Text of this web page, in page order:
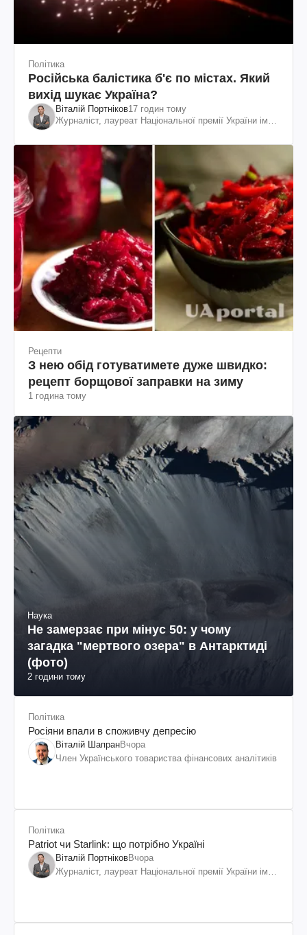
Політика
Російська балістика б'є по містах. Який
вихід шукає Україна?
Віталій Портніков17 годин тому
Журналіст, лауреат Національної премії України ім.
Рецепти
З нею обід готуватимете дуже швидко:
рецепт борщової заправки на зиму
1 година тому
Наука
Не замерзає при мінус 50: у чому
загадка "мертвого озера" в Антарктиді
(фото)
2 години тому
Політика
Росіяни впали в споживчу депресію
Віталій ШапранВчора
Член Українського товариства фінансових аналітиків
Політика
Patriot чи Starlink: що потрібно Україні
Віталій ПортніковВчора
Журналіст, лауреат Національної премії України ім.